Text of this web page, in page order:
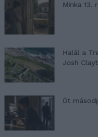
Minka 13.
Halál a
Josh
Öt